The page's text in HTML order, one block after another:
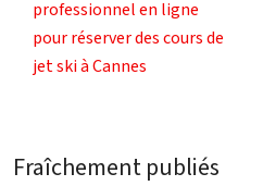
professionnel en ligne
pour réserver des cours de
jet ski à Cannes
Fraîchement publiés